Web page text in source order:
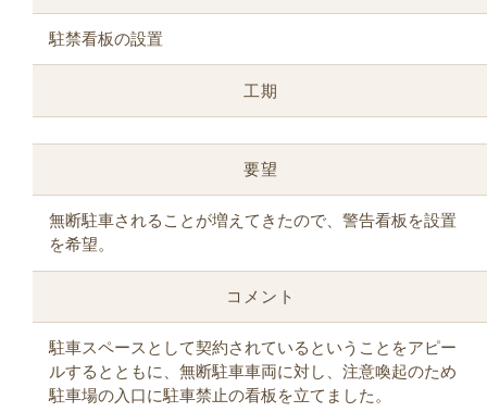
駐禁看板の設置
工期
要望
無断駐車されることが増えてきたので、警告看板を設置
を希望。
コメント
駐車スペースとして契約されているということをアピー
ルするとともに、無断駐車車両に対し、注意喚起のため
駐車場の入口に駐車禁止の看板を立てました。